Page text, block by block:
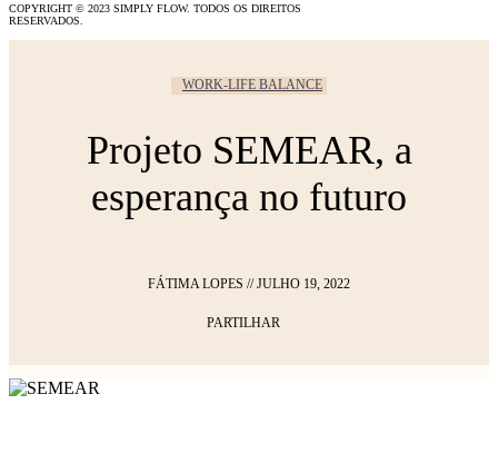
COPYRIGHT © 2023 SIMPLY FLOW. TODOS OS DIREITOS
RESERVADOS.
WORK-LIFE BALANCE
Projeto SEMEAR, a
esperança no futuro
FÁTIMA LOPES //JULHO 19, 2022
PARTILHAR